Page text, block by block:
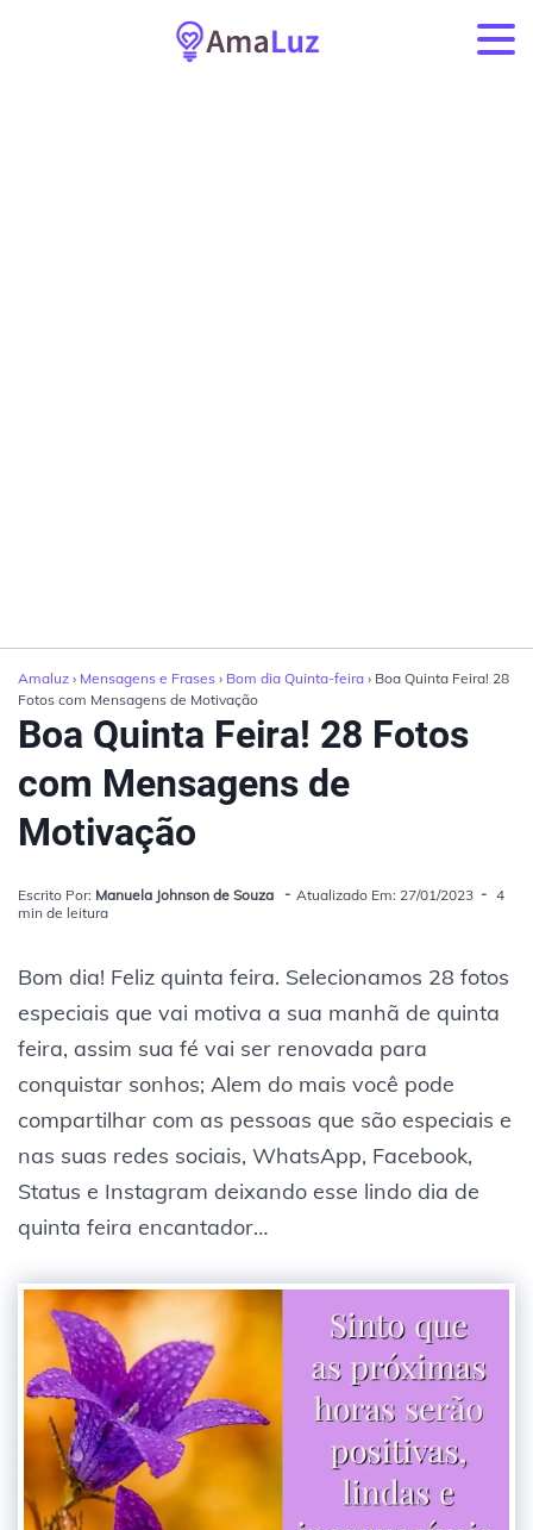
Amaluz › Mensagens e Frases › Bom dia Quinta-feira › Boa Quinta Feira! 28
Fotos com Mensagens de Motivação
Boa Quinta Feira! 28 Fotos
com Mensagens de
Motivação
Escrito Por: Manuela Johnson de Souza Atualizado Em: 27/01/2023
4
min de leitura
Bom dia! Feliz quinta feira. Selecionamos 28 fotos
especiais que vai motiva a sua manhã de quinta
feira, assim sua fé vai ser renovada para
conquistar sonhos; Alem do mais você pode
compartilhar com as pessoas que são especiais e
nas suas redes sociais, WhatsApp, Facebook,
Status e Instagram deixando esse lindo dia de
quinta feira encantador…